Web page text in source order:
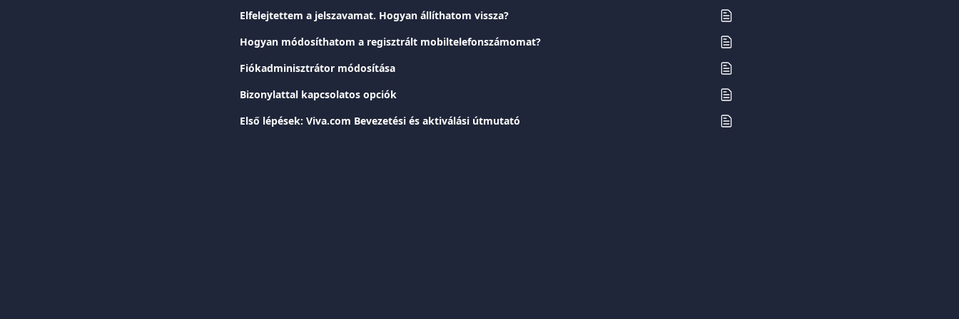
Elfelejtettem a jelszavamat. Hogyan állíthatom vissza?
Hogyan módosíthatom a regisztrált mobiltelefonszámomat?
Fiókadminisztrátor módosítása
Bizonylattal kapcsolatos opciók
Első lépések: Viva.com Bevezetési és aktiválási útmutató